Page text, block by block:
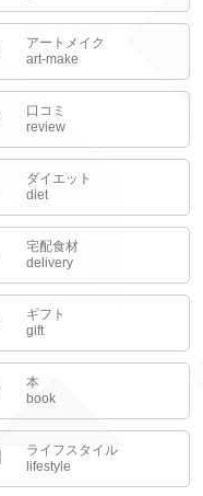
アートメイク
art-make
口コミ
review
ダイエット
diet
宅配食材
delivery
ギフト
gift
本
book
ライフスタイル
lifestyle